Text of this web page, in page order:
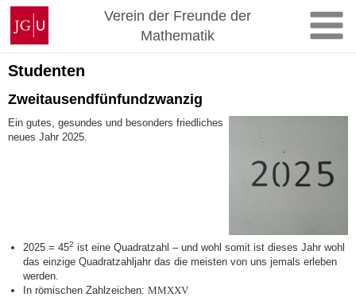
Zum
Inhalt
springen
Johannes
Gutenberg-
Universität
Mainz
Verein der Freunde der
Mathematik
Studenten
Zweitausendfünfundzwanzig
Ein gutes, gesundes und besonders friedliches
neues Jahr 2025.
2025 = 452 ist eine Quadratzahl – und wohl somit ist dieses Jahr wohl
das einzige Quadratzahljahr das die meisten von uns jemals erleben
werden.
In römischen Zahlzeichen:MMXXV